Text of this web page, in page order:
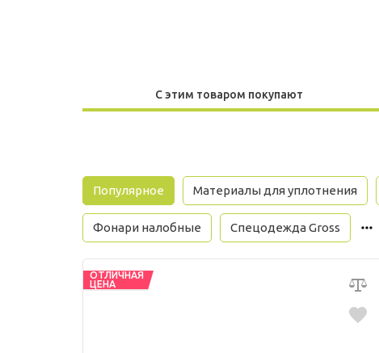
С этим товаром покупают
Популярное Материалы для уплотнения
Фонари налобные Спецодежда Gross
ОТЛИЧНАЯ
ЦЕНА